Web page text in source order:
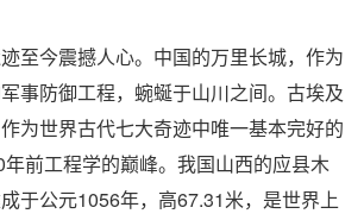
至今震撼人心。中国的万里长城，作为
事防御工程，蜿蜒于山川之间。古埃及
为世界古代七大奇迹中唯一基本完好的
前工程学的巅峰。我国山西的应县木
于公元1056年，高67.31米，是世界上